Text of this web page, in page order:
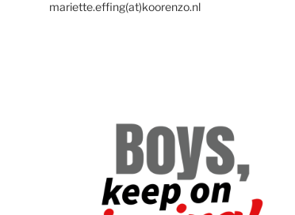
mariette.effing(at)koorenzo.nl